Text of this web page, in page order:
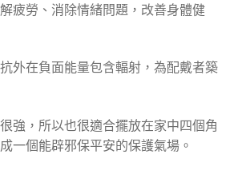
疲勞、消除情緒問題，改善身體健
外在負面能量包含輻射，為配戴者築
強，所以也很適合擺放在家中四個角
一個能辟邪保平安的保護氣場。